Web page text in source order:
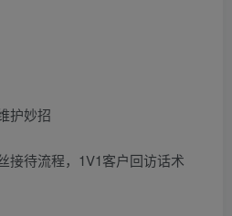
护妙招
接待流程，1V1客户回访话术